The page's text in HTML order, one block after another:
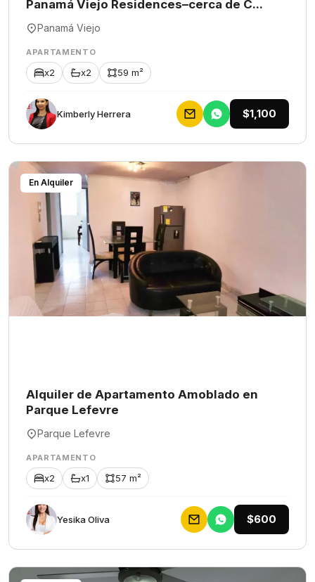
Panamá Viejo Residences–cerca de C...
Panamá Viejo
APARTAMENTO
x2 x2 59 m²
Kimberly Herrera $1,100
En Alquiler
Alquiler de Apartamento Amoblado en
Parque Lefevre
Parque Lefevre
APARTAMENTO
x2 x1 57 m²
Yesika Oliva $600